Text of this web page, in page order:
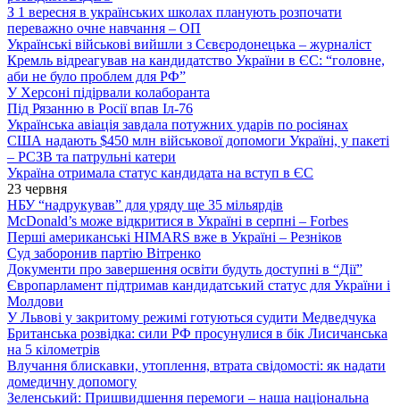
З 1 вересня в українських школах планують розпочати
переважно очне навчання – ОП
Українські військові вийшли з Сєвєродонецька – журналіст
Кремль відреагував на кандидатство України в ЄС: “головне,
аби не було проблем для РФ”
У Херсоні підірвали колаборанта
Під Рязанню в Росії впав Іл-76
Українська авіація завдала потужних ударів по росіянах
США надають $450 млн військової допомоги Україні, у пакеті
– РСЗВ та патрульні катери
Україна отримала статус кандидата на вступ в ЄС
23 червня
НБУ “надрукував” для уряду ще 35 мільярдів
McDonald’s може відкритися в Україні в серпні – Forbes
Перші американські HIMARS вже в Україні – Резніков
Суд заборонив партію Вітренко
Документи про завершення освіти будуть доступні в “Дії”
Європарламент підтримав кандидатський статус для України і
Молдови
У Львові у закритому режимі готуються судити Медведчука
Британська розвідка: сили РФ просунулися в бік Лисичанська
на 5 кілометрів
Влучання блискавки, утоплення, втрата свідомості: як надати
домедичну допомогу
Зеленський: Пришвидшення перемоги – наша національна